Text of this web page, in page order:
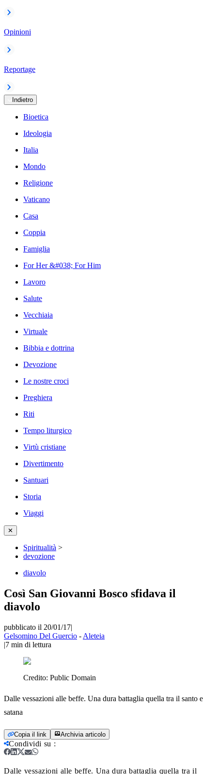
Opinioni
Reportage
Indietro
Bioetica
Ideologia
Italia
Mondo
Religione
Vaticano
Casa
Coppia
Famiglia
For Her &#038; For Him
Lavoro
Salute
Vecchiaia
Virtuale
Bibbia e dottrina
Devozione
Le nostre croci
Preghiera
Riti
Tempo liturgico
Virtù cristiane
Divertimento
Santuari
Storia
Viaggi
✕
Spiritualità >
devozione
diavolo
Così San Giovanni Bosco sfidava il
diavolo
pubblicato il 20/01/17|
Gelsomino Del Guercio - Aleteia
|7 min di lettura
Credito: Public Domain
Dalle vessazioni alle beffe. Una dura battaglia quella tra il santo e
satana
Copia il link Archivia articolo
Condividi su :
Dalle vessazioni alle beffe. Una dura battaglia quella tra il